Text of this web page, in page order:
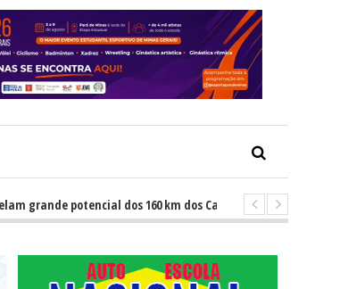
grande potencial dos 160 km dos Caminhos do Padre Libério.